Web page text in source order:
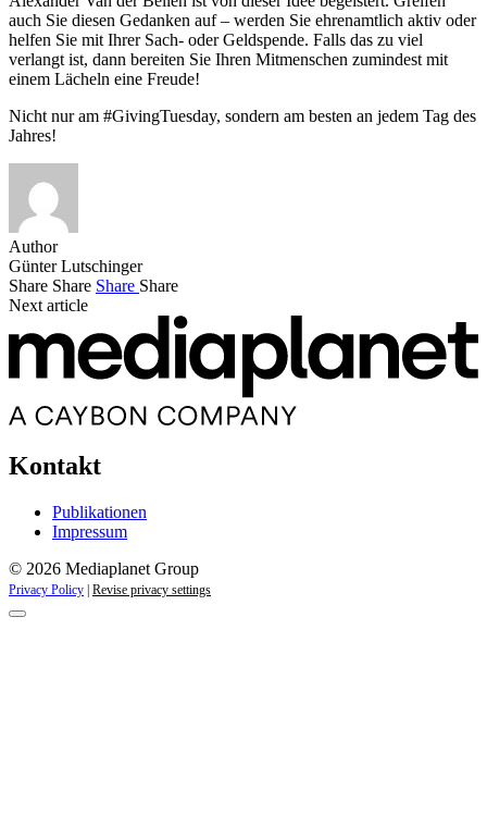
auch Sie diesen Gedanken auf – werden Sie ehrenamtlich aktiv oder
helfen Sie mit Ihrer Sach- oder Geldspende. Falls das zu viel
verlangt ist, dann bereiten Sie Ihren Mitmenschen zumindest mit
einem Lächeln eine Freude!
Nicht nur am #GivingTuesday, sondern am besten an jedem Tag des
Jahres!
Author
Günter Lutschinger
Share Share Share Share
Next article
Kontakt
Publikationen
Impressum
© 2026 Mediaplanet Group
Privacy Policy Revise privacy settings